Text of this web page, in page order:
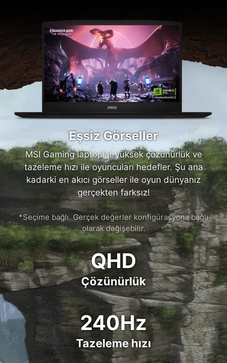
Eşsiz Görseller
MSI Gaming laptoplar yüksek çözünürlük ve
tazeleme hızı ile oyuncuları hedefler. Şu ana
kadarki en akıcı görseller ile oyun dünyanız
gerçekten farksız!
*Seçime bağlı. Gerçek değerler konfigürasyona bağlı
olarak değişebilir.
QHD
Çözünürlük
240Hz
Tazeleme hızı